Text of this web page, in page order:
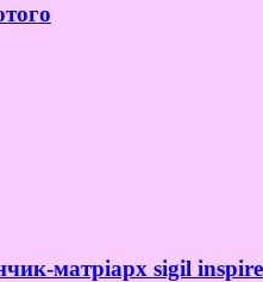
матріарх sigil